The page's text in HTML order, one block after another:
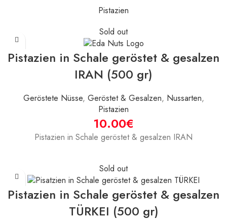
Pistazien
Sold out
Pistazien in Schale geröstet & gesalzen
IRAN (500 gr)
Geröstete Nüsse, Geröstet & Gesalzen, Nussarten,
Pistazien
€
Pistazien in Schale geröstet & gesalzen IRAN
Sold out
Pistazien in Schale geröstet & gesalzen
TÜRKEI (500 gr)